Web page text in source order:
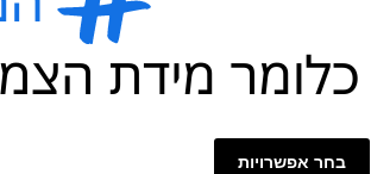
בחר אפשרויות